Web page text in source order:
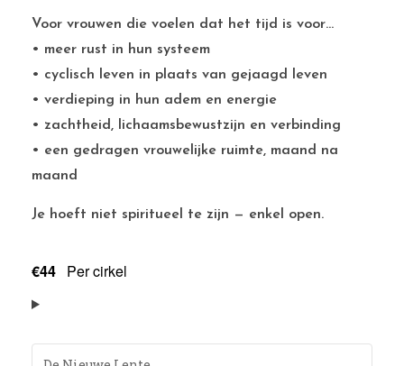
Voor vrouwen die voelen dat het tijd is voor…
• meer rust in hun systeem
• cyclisch leven in plaats van gejaagd leven
• verdieping in hun adem en energie
• zachtheid, lichaamsbewustzijn en verbinding
• een gedragen vrouwelijke ruimte, maand na
maand
Je hoeft niet spiritueel te zijn — enkel open.
€44 Per cirkel